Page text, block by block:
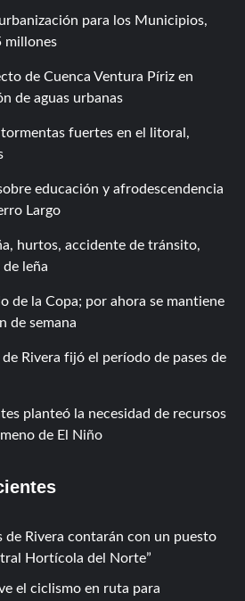
para los Municipios,
millones
de Cuenca Ventura Píriz en
de aguas urbanas
fuertes en el litoral,
educación y afrodescendencia
Largo
hurtos, accidente de tránsito,
leña
de la Copa; por ahora se mantiene
de semana
Rivera fijó el período de pases de
planteó la necesidad de recursos
de El Niño
de Rivera contarán con un puesto
Hortícola del Norte
el ciclismo en ruta para